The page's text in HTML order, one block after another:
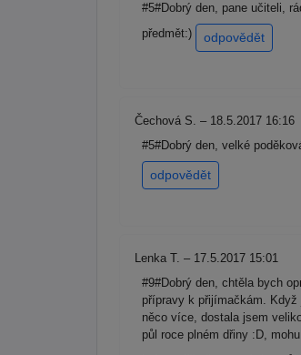
#5#Dobrý den, pane učiteli,
předmět:)
odpovědět
Čechová S. – 18.5.2017 16:16
#5#Dobrý den, velké
odpovědět
Lenka T. – 17.5.2017 15:01
#9#Dobrý den, chtěla bych
přípravy k přijímačkám.
něco více, dostala jsem
půl roce plném dřiny :D,